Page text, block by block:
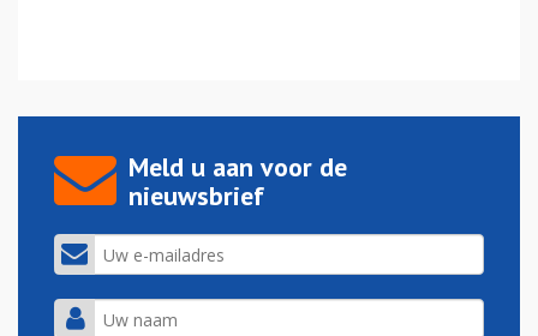
Meld u aan voor de
nieuwsbrief